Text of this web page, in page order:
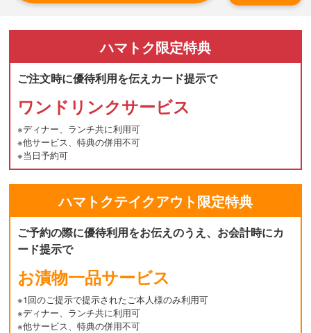
ハマトク限定特典
ご注文時に優待利用を伝えカード提示で
ワンドリンクサービス
※ディナー、ランチ共に利用可
※他サービス、特典の併用不可
※当日予約可
ハマトクテイクアウト限定特典
ご予約の際に優待利用をお伝えのうえ、お会計時にカ
ード提示で
お漬物一品サービス
※1回のご提示で提示されたご本人様のみ利用可
※ディナー、ランチ共に利用可
※他サービス、特典の併用不可